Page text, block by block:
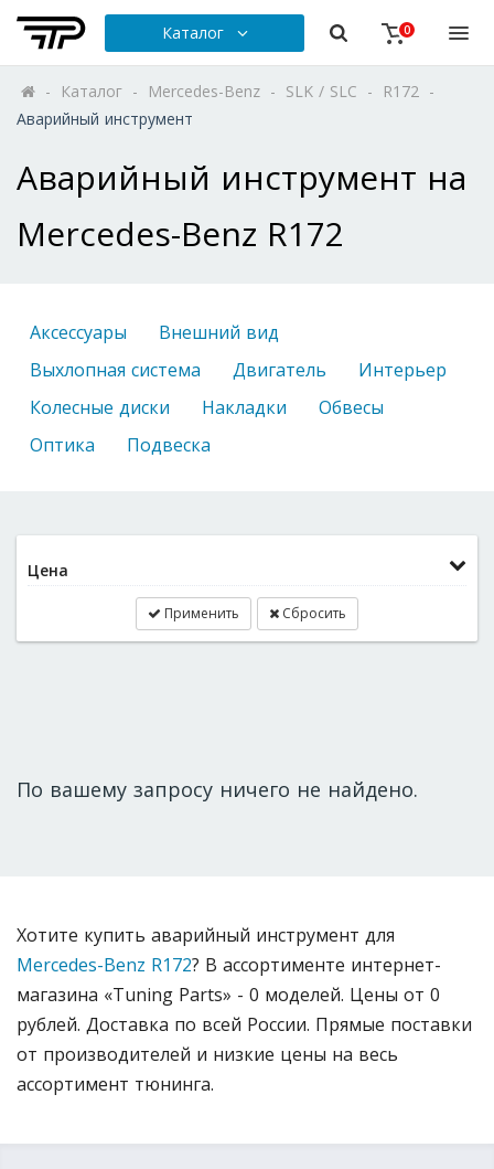
Каталог 0
- Каталог - Mercedes-Benz - SLK / SLC - R172 -
Аварийный инструмент
Аварийный инструмент на
Mercedes-Benz R172
Аксессуары
Внешний вид
Выхлопная система
Двигатель
Интерьер
Колесные диски
Накладки
Обвесы
Оптика
Подвеска
Цена
Применить Сбросить
По вашему запросу ничего не найдено.
Хотите купить аварийный инструмент для
Mercedes-Benz R172? В ассортименте интернет-
магазина «Tuning Parts» - 0 моделей. Цены от 0
рублей. Доставка по всей России. Прямые поставки
от производителей и низкие цены на весь
ассортимент тюнинга.